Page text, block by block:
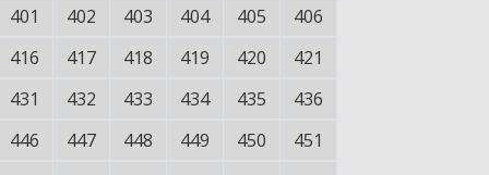
401
402 403 404 405
406
416
417 418 419 420
421
431
432 433 434 435
436
446
447 448 449 450
451